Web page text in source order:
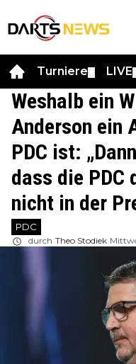
Turniere LIVE
Weshalb ein
Anderson ein
PDC ist:
dass die PDC
nicht in der
PDC
durch Theo Stodiek